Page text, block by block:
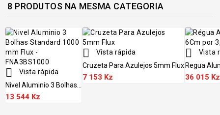
8 PRODUTOS NA MESMA CATEGORIA

Vista rápida
Nivel Aluminio 3 Bolhas...
13 544 Kz

Vista rápida
Cruzeta Para Azulejos 5mm Flux
7 153 Kz

Vista
Regua
36 015 Kz